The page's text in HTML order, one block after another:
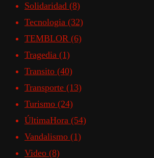
Solidaridad (8)
Tecnologia (32)
TEMBLOR (6)
Tragedia (1)
Transito (40)
Transporte (13)
Turismo (24)
ÚltimaHora (54)
Vandalismo (1)
Video (8)